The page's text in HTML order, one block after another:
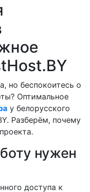
но беспокоитесь о
Оптимальное
у белорусского
Разберём, почему
нужен
доступа к